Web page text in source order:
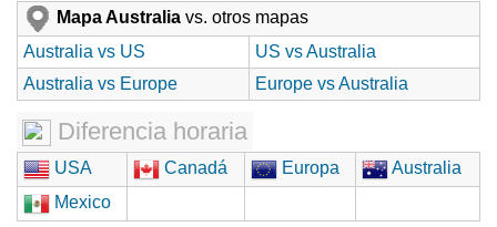
Mapa Australia vs. otros mapas
Australia vs US
US vs Australia
Australia vs Europe
Europe vs Australia
Diferencia horaria
USA Canadá Europa
Australia
Mexico